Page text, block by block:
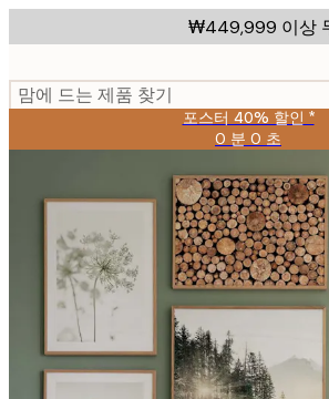
to
content.
₩449,999 이상
맘에 드는 제품 찾기
포스터 40% 할인 *
0 분 0 초
유
효
날
짜:
2026-
08-
09